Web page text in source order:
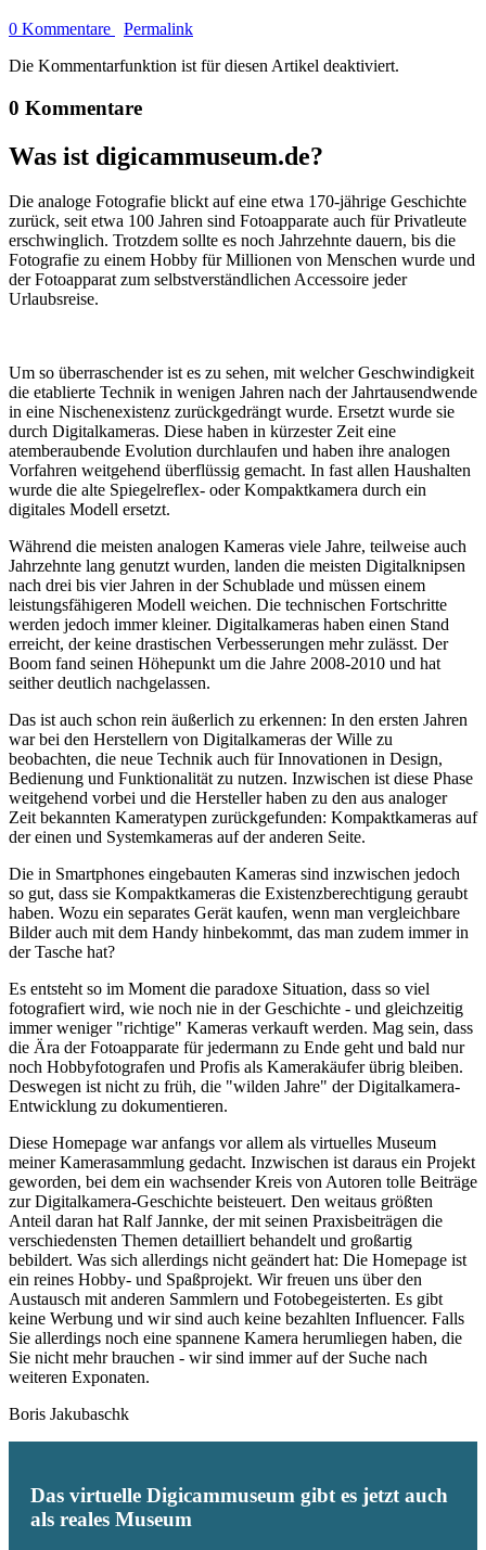
0 Kommentare
Permalink
Die Kommentarfunktion ist für diesen Artikel deaktiviert.
0 Kommentare
Was ist digicammuseum.de?
Die analoge Fotografie blickt auf eine etwa 170-jährige Geschichte
zurück, seit etwa 100 Jahren sind Fotoapparate auch für Privatleute
erschwinglich. Trotzdem sollte es noch Jahrzehnte dauern, bis die
Fotografie zu einem Hobby für Millionen von Menschen wurde und
der Fotoapparat zum selbstverständlichen Accessoire jeder
Urlaubsreise.
Um so überraschender ist es zu sehen, mit welcher Geschwindigkeit
die etablierte Technik in wenigen Jahren nach der Jahrtausendwende
in eine Nischenexistenz zurückgedrängt wurde. Ersetzt wurde sie
durch Digitalkameras. Diese haben in kürzester Zeit eine
atemberaubende Evolution durchlaufen und haben ihre analogen
Vorfahren weitgehend überflüssig gemacht. In fast allen Haushalten
wurde die alte Spiegelreflex- oder Kompaktkamera durch ein
digitales Modell ersetzt.
Während die meisten analogen Kameras viele Jahre, teilweise auch
Jahrzehnte lang genutzt wurden, landen die meisten Digitalknipsen
nach drei bis vier Jahren in der Schublade und müssen einem
leistungsfähigeren Modell weichen. Die technischen Fortschritte
werden jedoch immer kleiner. Digitalkameras haben einen Stand
erreicht, der keine drastischen Verbesserungen mehr zulässt. Der
Boom fand seinen Höhepunkt um die Jahre 2008-2010 und hat
seither deutlich nachgelassen.
Das ist auch schon rein äußerlich zu erkennen: In den ersten Jahren
war bei den Herstellern von Digitalkameras der Wille zu
beobachten, die neue Technik auch für Innovationen in Design,
Bedienung und Funktionalität zu nutzen. Inzwischen ist diese Phase
weitgehend vorbei und die Hersteller haben zu den aus analoger
Zeit bekannten Kameratypen zurückgefunden: Kompaktkameras auf
der einen und Systemkameras auf der anderen Seite.
Die in Smartphones eingebauten Kameras sind inzwischen jedoch
so gut, dass sie Kompaktkameras die Existenzberechtigung geraubt
haben. Wozu ein separates Gerät kaufen, wenn man vergleichbare
Bilder auch mit dem Handy hinbekommt, das man zudem immer in
der Tasche hat?
Es entsteht so im Moment die paradoxe Situation, dass so viel
fotografiert wird, wie noch nie in der Geschichte - und gleichzeitig
immer weniger "richtige" Kameras verkauft werden. Mag sein, dass
die Ära der Fotoapparate für jedermann zu Ende geht und bald nur
noch Hobbyfotografen und Profis als Kamerakäufer übrig bleiben.
Deswegen ist nicht zu früh, die "wilden Jahre" der Digitalkamera-
Entwicklung zu dokumentieren.
Diese Homepage war anfangs vor allem als virtuelles Museum
meiner Kamerasammlung gedacht. Inzwischen ist daraus ein Projekt
geworden, bei dem ein wachsender Kreis von Autoren tolle Beiträge
zur Digitalkamera-Geschichte beisteuert. Den weitaus größten
Anteil daran hat Ralf Jannke, der mit seinen Praxisbeiträgen die
verschiedensten Themen detailliert behandelt und großartig
bebildert. Was sich allerdings nicht geändert hat: Die Homepage ist
ein reines Hobby- und Spaßprojekt. Wir freuen uns über den
Austausch mit anderen Sammlern und Fotobegeisterten. Es gibt
keine Werbung und wir sind auch keine bezahlten Influencer. Falls
Sie allerdings noch eine spannene Kamera herumliegen haben, die
Sie nicht mehr brauchen - wir sind immer auf der Suche nach
weiteren Exponaten.
Boris Jakubaschk
Das virtuelle Digicammuseum gibt es jetzt auch
als reales Museum